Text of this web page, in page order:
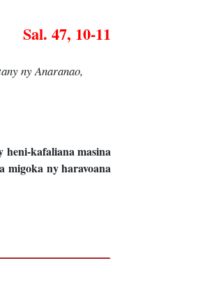
Sal. 47, 10-11
ny Anaranao,
heni-kafaliana masina
migoka ny haravoana